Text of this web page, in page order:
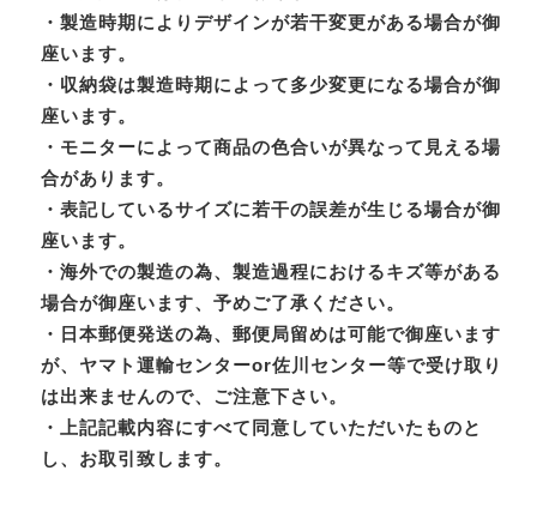
・製造時期によりデザインが若干変更がある場合が御
座います。
・収納袋は製造時期によって多少変更になる場合が御
座います。
・モニターによって商品の色合いが異なって見える場
合があります。
・表記しているサイズに若干の誤差が生じる場合が御
座います。
・海外での製造の為、製造過程におけるキズ等がある
場合が御座います、予めご了承ください。
・日本郵便発送の為、郵便局留めは可能で御座います
が、ヤマト運輸センターor佐川センター等で受け取り
は出来ませんので、ご注意下さい。
・上記記載内容にすべて同意していただいたものと
し、お取引致します。